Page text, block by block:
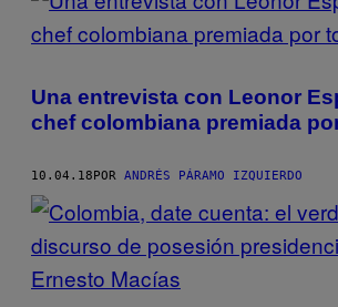
Una entrevista con Leonor
chef colombiana premiada
10.04.18POR ANDRÉS PÁRAMO IZQUIERDO